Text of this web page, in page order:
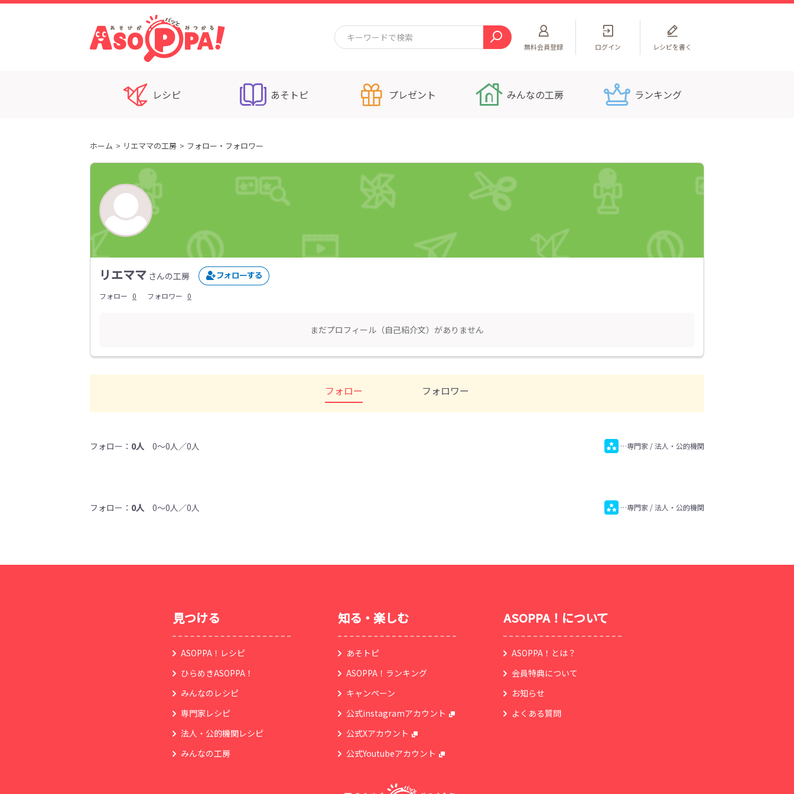
無料会員登録 ログイン レシピを書く
レシピ あそトピ プレゼント みんなの工房 ランキング
ホーム リエママの工房 フォロー・フォロワー
リエママ さんの工房
フォロー 0 フォロワー 0
まだプロフィール（自己紹介文）がありません
フォロー フォロワー
フォロー： 0人0～0人／0人 …専門家 / 法人・公的機関
フォロー： 0人0～0人／0人 …専門家 / 法人・公的機関
見つける
ASOPPA！レシピ
ひらめきASOPPA！
みんなのレシピ
専門家レシピ
法人・公的機関レシピ
みんなの工房
知る・楽しむ
あそトピ
ASOPPA！ランキング
キャンペーン
公式instagramアカウント
公式Xアカウント
公式Youtubeアカウント
ASOPPA！について
ASOPPA！とは？
会員特典について
お知らせ
よくある質問